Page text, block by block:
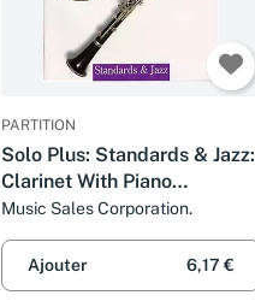
PARTITION
Solo Plus: Standards & Jazz:
Clarinet With Piano
Accompaniment
Music Sales Corporation.
Ajouter 6,17 €